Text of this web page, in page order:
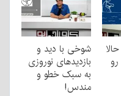
شوخی با دید و
بازدیدهای نوروزی
به سبک خطو و
مندس!